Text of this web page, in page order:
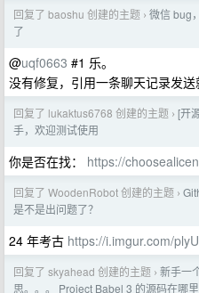
回复了 baoshu 创建的主题 › 微信 bug
了
@uqf0663 #1 乐。
没有修复，引用一条聊天记录发送
回复了 lukaktus6768 创建的主题 › [开
手，欢迎测试使用
你是否在找： https://
回复了 WoodenRobot 创建的主题 ›
是不是出问题了？
24 年考古 https://i.imgur.com/
回复了 skyahead 创建的主题 › 新手一
思。。。 Project Babel 3 的源码在哪